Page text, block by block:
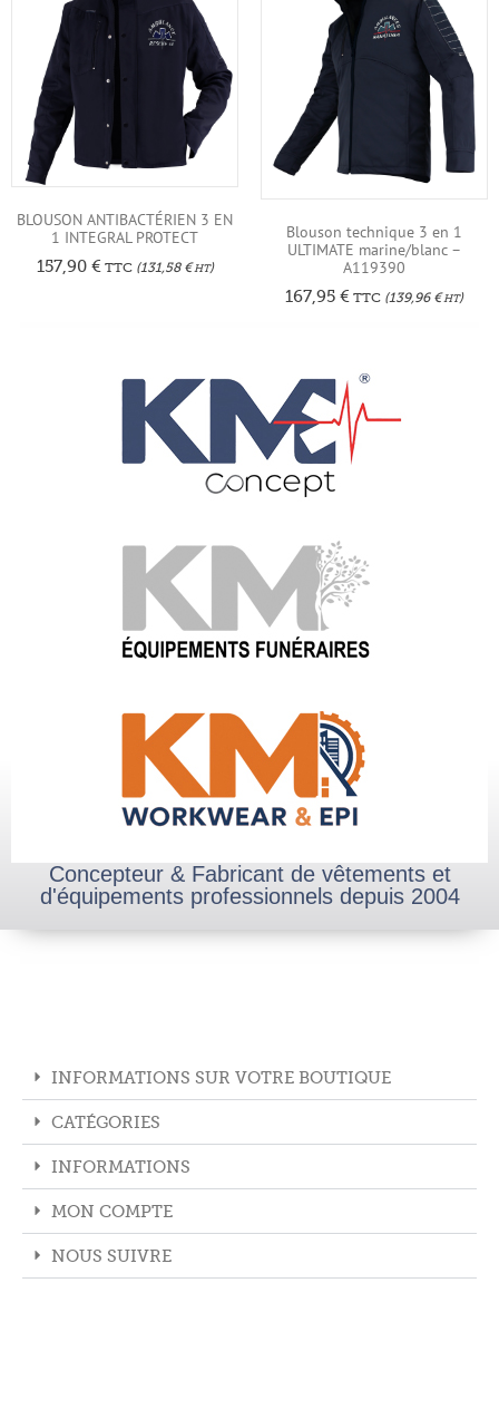
BLOUSON ANTIBACTÉRIEN 3 EN
1 INTEGRAL PROTECT
157,90 € TTC(131,58 €HT)
Blouson technique 3 en 1
ULTIMATE marine/blanc –
A119390
167,95 € TTC (139,96 €HT)
Concepteur & Fabricant de vêtements et
d'équipements professionnels depuis 2004
INFORMATIONS SUR VOTRE BOUTIQUE
CATÉGORIES
INFORMATIONS
MON COMPTE
NOUS SUIVRE